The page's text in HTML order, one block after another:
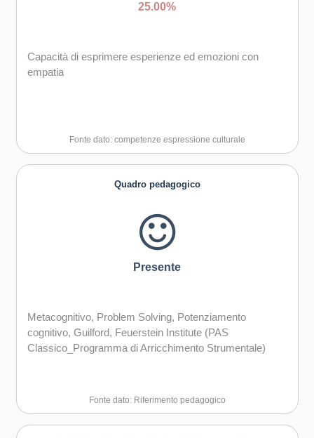
25.00%
Capacità di esprimere esperienze ed emozioni con
empatia
Fonte dato: competenze espressione culturale
Quadro pedagogico
Presente
Metacognitivo, Problem Solving, Potenziamento
cognitivo, Guilford, Feuerstein Institute (PAS
Classico_Programma di Arricchimento Strumentale)
Fonte dato: Riferimento pedagogico